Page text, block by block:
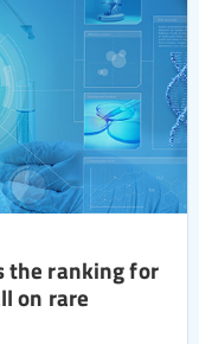
the ranking for
on rare